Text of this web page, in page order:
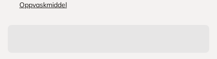
Oppvaskmiddel